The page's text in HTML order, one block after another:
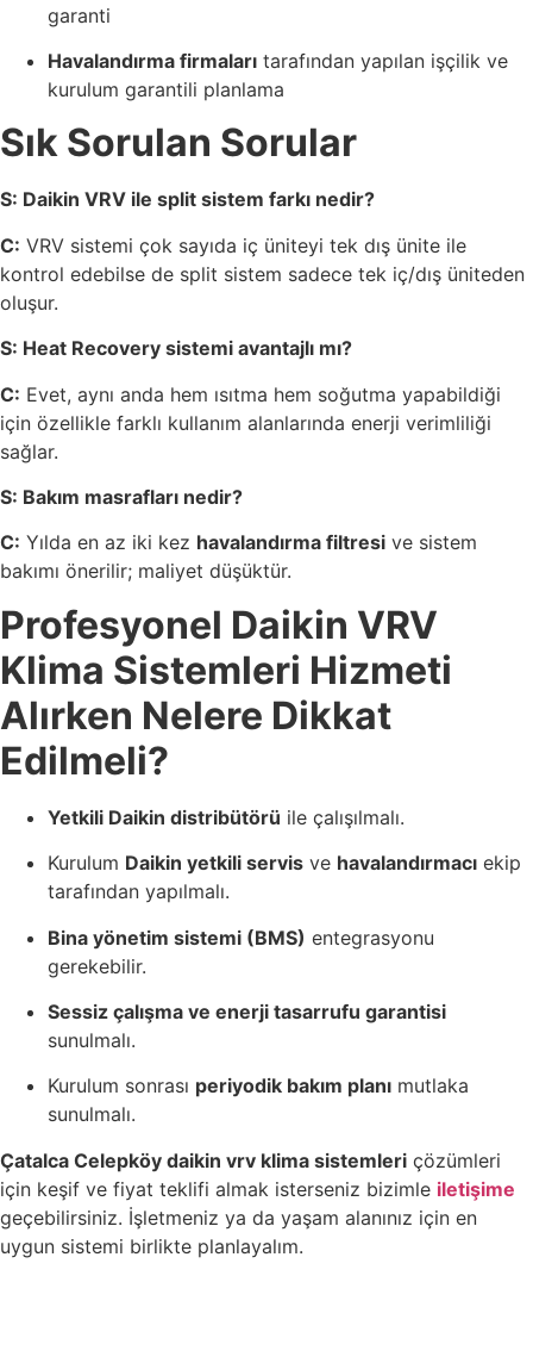
garanti
Havalandırma firmaları tarafından yapılan işçilik ve
kurulum garantili planlama
Sık Sorulan Sorular
S: Daikin VRV ile split sistem farkı nedir?
C: VRV sistemi çok sayıda iç üniteyi tek dış ünite ile
kontrol edebilse de split sistem sadece tek iç/dış üniteden
oluşur.
S: Heat Recovery sistemi avantajlı mı?
C: Evet, aynı anda hem ısıtma hem soğutma yapabildiği
için özellikle farklı kullanım alanlarında enerji verimliliği
sağlar.
S: Bakım masrafları nedir?
C: Yılda en az iki kez havalandırma filtresi ve sistem
bakımı önerilir; maliyet düşüktür.
Profesyonel Daikin VRV
Klima Sistemleri Hizmeti
Alırken Nelere Dikkat
Edilmeli?
Yetkili Daikin distribütörü ile çalışılmalı.
Kurulum Daikin yetkili servis ve havalandırmacı ekip
tarafından yapılmalı.
Bina yönetim sistemi (BMS) entegrasyonu
gerekebilir.
Sessiz çalışma ve enerji tasarrufu garantisi
sunulmalı.
Kurulum sonrası periyodik bakım planı mutlaka
sunulmalı.
Çatalca Celepköy daikin vrv klima sistemleri çözümleri
için keşif ve fiyat teklifi almak isterseniz bizimle iletişime
geçebilirsiniz. İşletmeniz ya da yaşam alanınız için en
uygun sistemi birlikte planlayalım.